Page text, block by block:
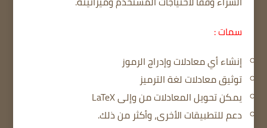
سمات :
إنشاء أي معادلات وإدراج الرموز
توثيق معادلات لغة الترميز
يمكن تحويل المعادلات من وإلى LaTeX
دعم للتطبيقات الأخرى، وأكثر من ذلك.